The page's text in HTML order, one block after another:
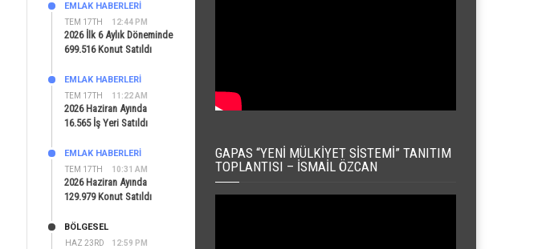
TEM 17TH 12:44 PM
EMLAK HABERLERI
2026 İlk 6 Aylık Döneminde
699.516 Konut Satıldı
TEM 17TH 11:22 AM
EMLAK HABERLERI
2026 Haziran Ayında
16.565 İş Yeri Satıldı
TEM 17TH 10:31 AM
EMLAK HABERLERI
2026 Haziran Ayında
129.979 Konut Satıldı
HAZ 23RD 12:59 PM
BÖLGESEL
GAPAS “YENI MÜLKIYET SISTEMI” TANITIM
TOPLANTISI – İSMAIL ÖZCAN